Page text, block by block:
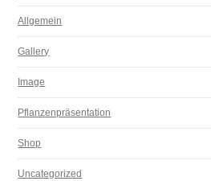
Allgemein
Gallery
Image
Pflanzenpräsentation
Shop
Uncategorized